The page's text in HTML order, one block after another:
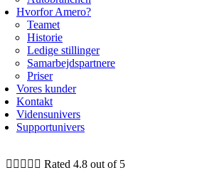
Hvorfor Amero?
Teamet
Historie
Ledige stillinger
Samarbejdspartnere
Priser
Vores kunder
Kontakt
Vidensunivers
Supportunivers
     Rated 4.8 out of 5